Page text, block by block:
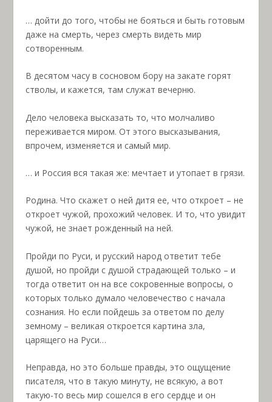
… дойти до того, чтобы не бояться и быть готовым
даже на смерть, через смерть видеть мир
сотворенным.
В десятом часу в сосновом бору на закате горят
стволы, и кажется, там служат вечерню.
Дело человека высказать то, что молчаливо
переживается миром. От этого высказывания,
впрочем, изменяется и самый мир.
… и Россия вся такая же: мечтает и утопает в грязи.
Родина. Что скажет о ней дитя ее, что откроет – не
откроет чужой, прохожий человек. И то, что увидит
чужой, не знает рожденный на ней.
Пройди по Руси, и русский народ ответит тебе
душой, но пройди с душой страдающей только – и
тогда ответит он на все сокровенные вопросы, о
которых только думало человечество с начала
сознания. Но если пойдешь за ответом по делу
земному – великая откроется картина зла,
царящего на Руси…
Неправда, но это больше правды, это ощущение
писателя, что в такую минуту, не всякую, а вот
такую-то весь мир сошелся в его сердце и он